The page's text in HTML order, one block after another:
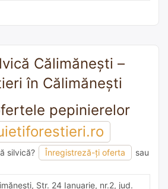
Călimăneşti –
în Călimăneşti
pepinierelor
silvică? Înregistreză-ți oferta
sau
Str. 24 Ianuarie, nr.2, jud.